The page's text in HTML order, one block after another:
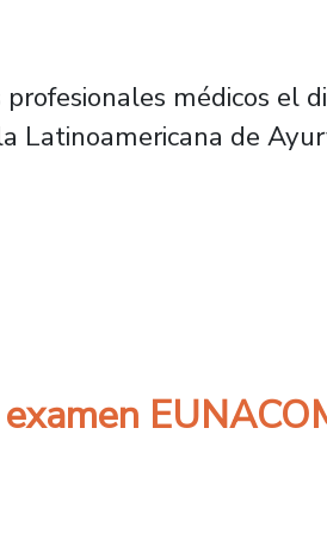
médicos el
Latinoamericana de
de Ayurveda